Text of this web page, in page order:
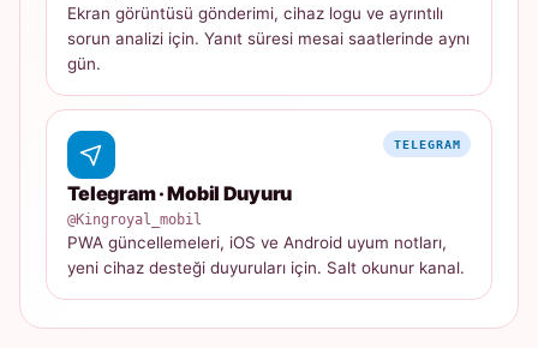
Ekran görüntüsü gönderimi, cihaz logu ve ayrıntılı
sorun analizi için. Yanıt süresi mesai saatlerinde aynı
gün.
TELEGRAM
Telegram · Mobil Duyuru
@Kingroyal_mobil
PWA güncellemeleri, iOS ve Android uyum notları,
yeni cihaz desteği duyuruları için. Salt okunur kanal.